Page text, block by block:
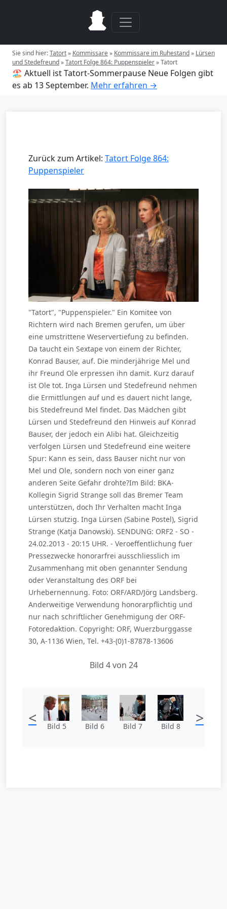
Sie sind hier:Tatort» Kommissare» Kommissare im Ruhestand» Lürsen
und Stedefreund»Tatort Folge 864: Puppenspieler»Tatort
🏖️ Aktuell ist Tatort-Sommerpause Neue Folgen gibt
es ab 13 September. Mehr erfahren →
Zurück zum Artikel: Tatort Folge 864:
Puppenspieler
"Tatort", "Puppenspieler." Ein Komitee von
Richtern wird nach Bremen gerufen, um über
eine umstrittene Weservertiefung zu befinden.
Da taucht ein Sextape von einem der Richter,
Konrad Bauser, auf. Die minderjährige Mel und
ihr Freund Ole erpressen ihn damit. Kurz darauf
ist Ole tot. Inga Lürsen und Stedefreund nehmen
die Ermittlungen auf und es dauert nicht lange,
bis Stedefreund Mel findet. Das Mädchen gibt
Lürsen und Stedefreund den Hinweis auf Konrad
Bauser, der jedoch ein Alibi hat. Gleichzeitig
verfolgen Lürsen und Stedefreund eine weitere
Spur: Kann es sein, dass Bauser nicht nur von
Mel und Ole, sondern noch von einer ganz
anderen Seite Gefahr drohte?Im Bild: BKA-
Kollegin Sigrid Strange soll das Bremer Team
unterstützen, doch Ihr Verhalten macht Inga
Lürsen stutzig. Inga Lürsen (Sabine Postel), Sigrid
Strange (Katja Danowski). SENDUNG: ORF2 - SO -
24.02.2013 - 20:15 UHR. - Veroeffentlichung fuer
Pressezwecke honorarfrei ausschliesslich im
Zusammenhang mit oben genannter Sendung
oder Veranstaltung des ORF bei
Urhebernennung. Foto: ORF/ARD/Jörg Landsberg.
Anderweitige Verwendung honorarpflichtig und
nur nach schriftlicher Genehmigung der ORF-
Fotoredaktion. Copyright: ORF, Wuerzburggasse
30, A-1136 Wien, Tel. +43-(0)1-87878-13606
Bild 4 von 24
< Bild 5 Bild 6 Bild 7 Bild 8 >